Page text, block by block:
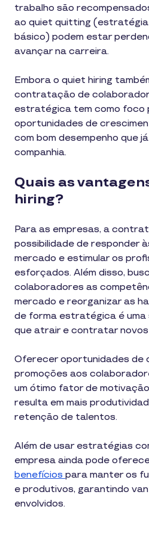
trabalho são
ao quiet quitting
básico) podem estar
avançar na carreira.
Embora o quiet hiring
contratação de
estratégica tem como foco
oportunidades de
com bom desempenho que
companhia.
Quais as
hiring?
Para as empresas, a
possibilidade de responder
mercado e estimular os
esforçados. Além disso,
colaboradores as
mercado e reorganizar as
de forma estratégica é uma
que atrair e contratar novos
Oferecer oportunidades de
promoções aos
um ótimo fator de
resulta em mais
retenção de talentos.
Além de usar estratégias
empresa ainda pode
benefícios para manter os
e produtivos, garantindo
envolvidos.